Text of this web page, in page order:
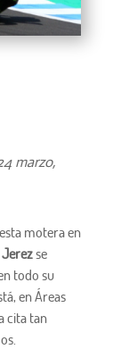
marzo,
motera en
se
todo su
en Áreas
cita tan